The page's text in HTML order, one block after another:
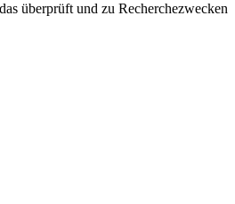
überprüft und zu Recherchezwecken